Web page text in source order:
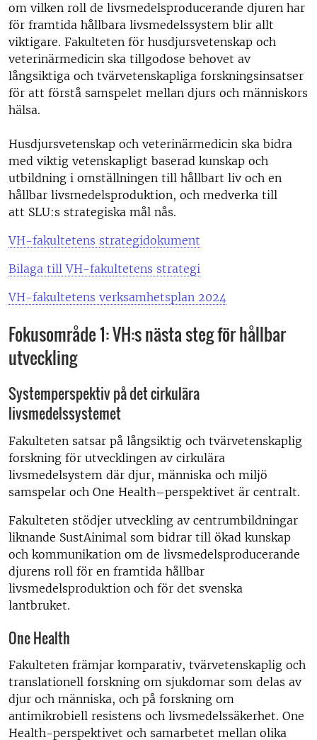
om vilken roll de livsmedelsproducerande djuren har
för framtida hållbara livsmedelssystem blir allt
viktigare. Fakulteten för husdjursvetenskap och
veterinärmedicin ska tillgodose behovet av
långsiktiga och tvärvetenskapliga forskningsinsatser
för att förstå samspelet mellan djurs och människors
hälsa.
Husdjursvetenskap och veterinärmedicin ska bidra
med viktig vetenskapligt baserad kunskap och
utbildning i omställningen till hållbart liv och en
hållbar livsmedelsproduktion, och medverka till
att SLU:s strategiska mål nås.
VH-fakultetens strategidokument
Bilaga till VH-fakultetens strategi
VH-fakultetens verksamhetsplan 2024
Fokusområde 1: VH:s nästa steg för hållbar
utveckling
Systemperspektiv på det cirkulära
livsmedelssystemet
Fakulteten satsar på långsiktig och tvärvetenskaplig
forskning för utvecklingen av cirkulära
livsmedelsystem där djur, människa och miljö
samspelar och One Health–perspektivet är centralt.
Fakulteten stödjer utveckling av centrumbildningar
liknande SustAinimal som bidrar till ökad kunskap
och kommunikation om de livsmedelsproducerande
djurens roll för en framtida hållbar
livsmedelsproduktion och för det svenska
lantbruket.
One Health
Fakulteten främjar komparativ, tvärvetenskaplig och
translationell forskning om sjukdomar som delas av
djur och människa, och på forskning om
antimikrobiell resistens och livsmedelssäkerhet. One
Health-perspektivet och samarbetet mellan olika